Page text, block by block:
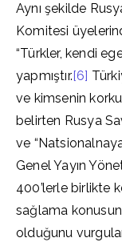
Aynı şekilde
Komitesi
“Türkler, kendi
yapmıştır.[6]
ve kimsenin
belirten Rusya
ve
Genel Yayın
400’lerle birlikte
sağlama
olduğunu